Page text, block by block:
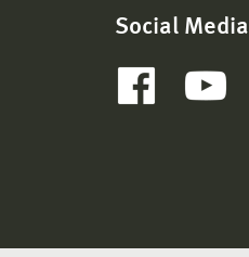
Social Media